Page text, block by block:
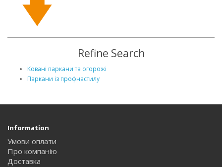
Refine Search
Ковані паркани та огорожі
Паркани із профнастилу
Information
Умови оплати
Про компанію
Доставка